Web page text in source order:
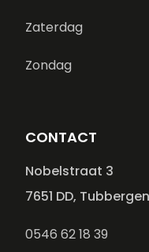
Zaterdag
Zondag
CONTACT
Nobelstraat 3
7651 DD, Tubbergen
0546 62 18 39